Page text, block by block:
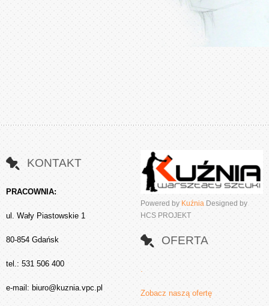
Powered by Kuźnia Designed by
HCS PROJEKT
KONTAKT
PRACOWNIA:
ul. Wały Piastowskie 1
80-854 Gdańsk
tel.: 531 506 400
e-mail: biuro@kuznia.vpc.pl
OFERTA
.
Zobacz naszą ofertę